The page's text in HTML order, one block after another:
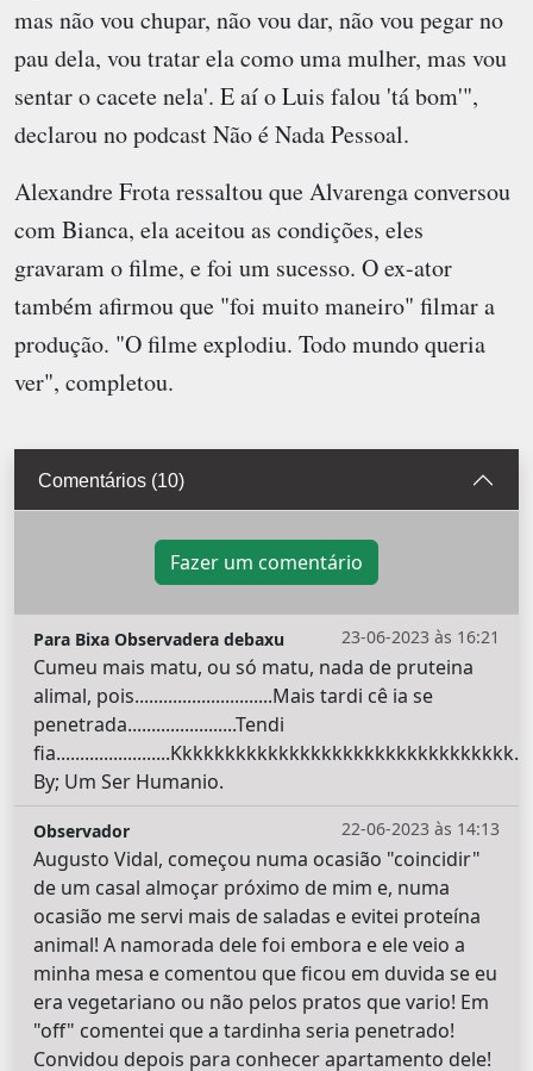
mas não vou chupar, não vou dar, não vou pegar no
pau dela, vou tratar ela como uma mulher, mas vou
sentar o cacete nela'. E aí o Luis falou 'tá bom'",
declarou no podcast Não é Nada Pessoal.
Alexandre Frota ressaltou que Alvarenga conversou
com Bianca, ela aceitou as condições, eles
gravaram o filme, e foi um sucesso. O ex-ator
também afirmou que "foi muito maneiro" filmar a
produção. "O filme explodiu. Todo mundo queria
ver", completou.
Comentários (10)
Fazer um comentário
23-06-2023 às 16:21
Para Bixa Observadera debaxu
Cumeu mais matu, ou só matu, nada de pruteina
alimal, pois.............................Mais tardi cê ia se
penetrada.......................Tendi
fia........................Kkkkkkkkkkkkkkkkkkkkkkkkkkkkkkkk.
By; Um Ser Humanio.
22-06-2023 às 14:13
Observador
Augusto Vidal, começou numa ocasião "coincidir"
de um casal almoçar próximo de mim e, numa
ocasião me servi mais de saladas e evitei proteína
animal! A namorada dele foi embora e ele veio a
minha mesa e comentou que ficou em duvida se eu
era vegetariano ou não pelos pratos que vario! Em
"off" comentei que a tardinha seria penetrado!
Convidou depois para conhecer apartamento dele!